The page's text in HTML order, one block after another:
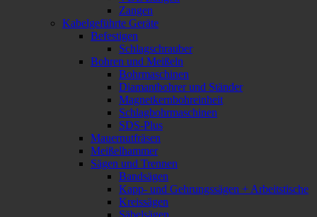
Zangen
Kabelgeführte Geräte
Befestigen
Schlagschrauber
Bohren und Meißeln
Bohrmaschinen
Diamantbohrer und Ständer
Magnetkernbohreinheit
Schlagbohrmaschinen
SDS-Plus
Mauernutfräsen
Meißelhammer
Sägen und Trennen
Bandsägen
Kapp- und Gehrungssägen + Arbeitstische
Kreissägen
Säbelsägen